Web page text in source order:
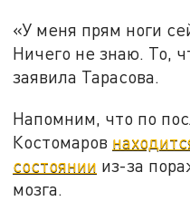
«У меня прям ноги
Ничего не знаю. То,
заявила Тарасова.
Напомним, что по
Костомаров
состоянии из-за
мозга.